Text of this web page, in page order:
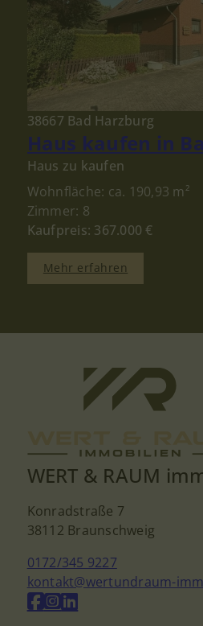
38667 Bad Harzburg
Haus zu kaufen
Wohnfläche: ca. 190,93 m²
Zimmer: 8
Kaufpreis: 367.000 €
Mehr erfahren
WERT & RAUM
Konradstraße 7
38112 Braunschweig
0172/345 9227
kontakt@wertundraum-